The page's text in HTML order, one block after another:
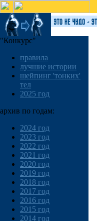
"Конкурс"
правила
лучшие истории
шейпинг 'тонких'
тел
2025 год
архив по годам:
2024 год
2023 год
2022 год
2021 год
2020 год
2019 год
2018 год
2017 год
2016 год
2015 год
2014 год